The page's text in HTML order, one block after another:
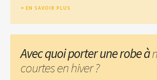
EN SAVOIR PLUS
Avec quoi porter une robe à
courtes en hiver ?